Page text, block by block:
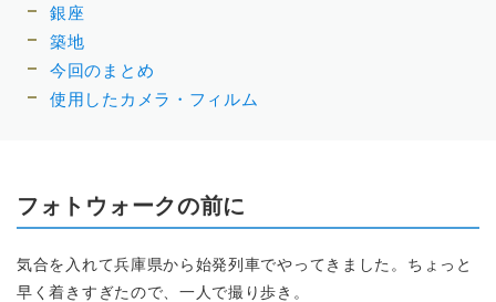
銀座
築地
今回のまとめ
使用したカメラ・フィルム
フォトウォークの前に
気合を入れて兵庫県から始発列車でやってきました。ちょっと
早く着きすぎたので、一人で撮り歩き。